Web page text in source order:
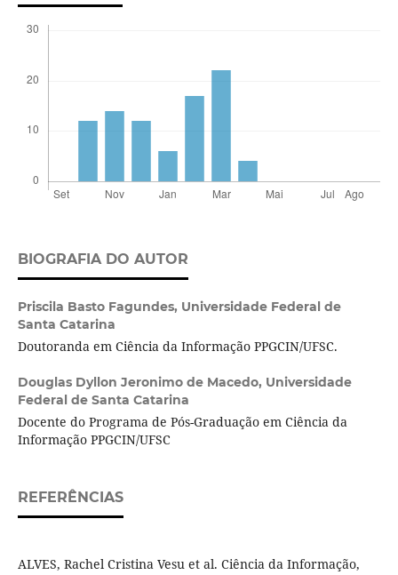
BIOGRAFIA DO AUTOR
Priscila Basto Fagundes, Universidade Federal de
Santa Catarina
Doutoranda em Ciência da Informação PPGCIN/UFSC.
Douglas Dyllon Jeronimo de Macedo, Universidade
Federal de Santa Catarina
Docente do Programa de Pós-Graduação em Ciência da
Informação PPGCIN/UFSC
REFERÊNCIAS
ALVES, Rachel Cristina Vesu et al. Ciência da Informação,